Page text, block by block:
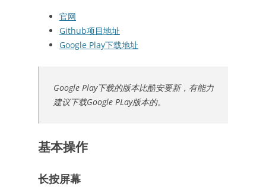
官网
Github项目地址
Google Play下载地址
Google Play下载的版本比酷安要新，有能力
建议下载Google PLay版本的。
基本操作
长按屏幕